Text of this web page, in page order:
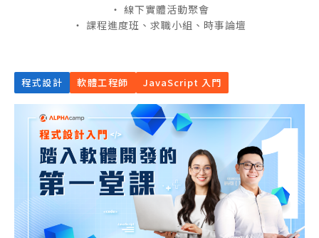
・ 線下實體活動聚會
・ 課程進度班、求職小組、時事論壇
程式設計 軟體工程師 JavaScript 入門